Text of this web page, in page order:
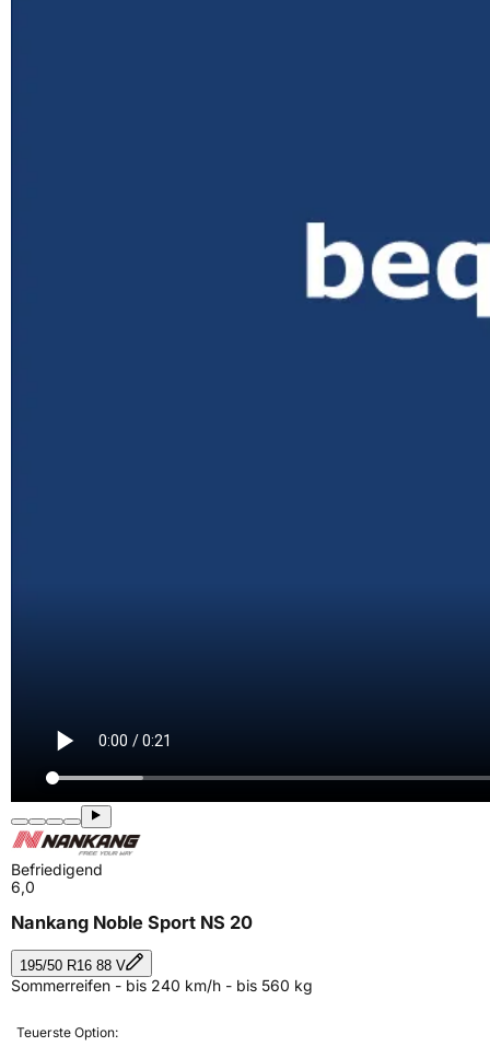
Befriedigend
6,0
Nankang Noble Sport NS 20
195/50 R16 88 V
Sommerreifen - bis 240 km/h - bis 560 kg
Teuerste Option: